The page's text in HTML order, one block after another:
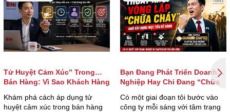
Tử Huyệt Cảm Xúc” Trong
Bán Hàng: Vì Sao Khách Hàng
Giây?
Khám phá cách áp dụng tử
huyệt cảm xúc trong bán hàng
Bạn Đang Phát Triển Doanh
Nghiệp Hay Chỉ Đang “Chữa
Có một giai đoạn tôi bước vào
công ty mỗi sáng với tâm trạng